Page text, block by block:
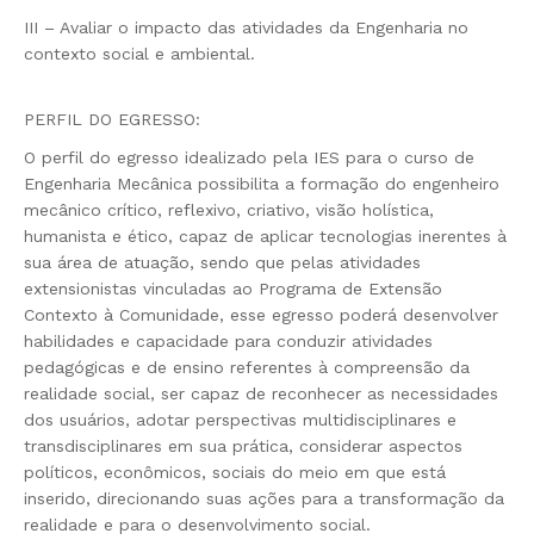
III – Avaliar o impacto das atividades da Engenharia no
contexto social e ambiental.
PERFIL DO EGRESSO:
O perfil do egresso idealizado pela IES para o curso de
Engenharia Mecânica possibilita a formação do engenheiro
mecânico crítico, reflexivo, criativo, visão holística,
humanista e ético, capaz de aplicar tecnologias inerentes à
sua área de atuação, sendo que pelas atividades
extensionistas vinculadas ao Programa de Extensão
Contexto à Comunidade, esse egresso poderá desenvolver
habilidades e capacidade para conduzir atividades
pedagógicas e de ensino referentes à compreensão da
realidade social, ser capaz de reconhecer as necessidades
dos usuários, adotar perspectivas multidisciplinares e
transdisciplinares em sua prática, considerar aspectos
políticos, econômicos, sociais do meio em que está
inserido, direcionando suas ações para a transformação da
realidade e para o desenvolvimento social.